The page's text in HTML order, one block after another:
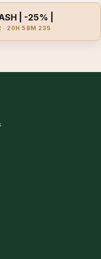
| -25% |
· 20H 58M 23S